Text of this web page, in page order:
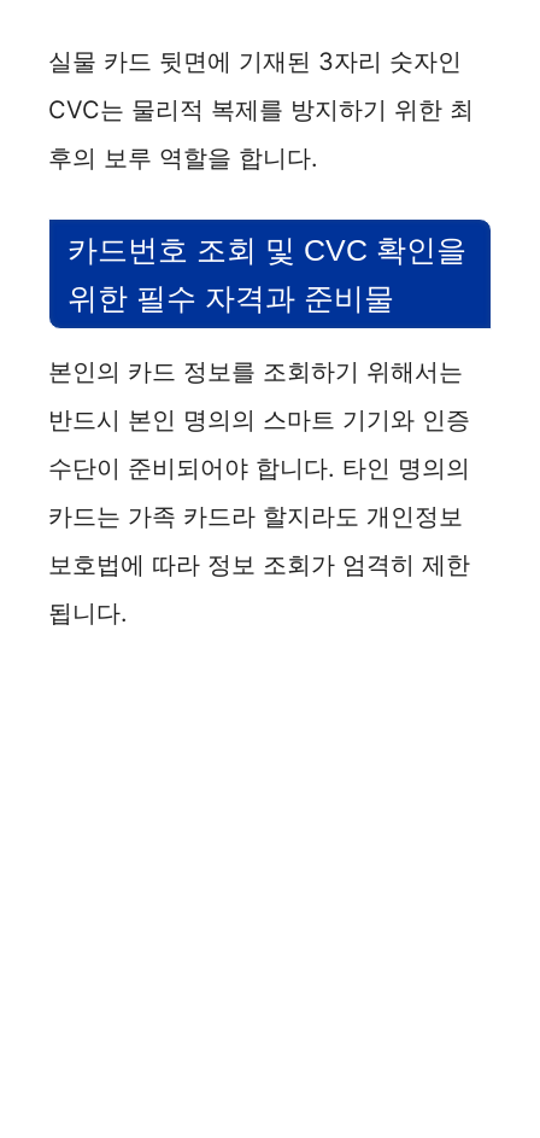
y
V
i
d
e
o
실물 카드 뒷면에 기재된 3자리 숫자인
CVC는 물리적 복제를 방지하기 위한 최
후의 보루 역할을 합니다.
카드번호 조회 및 CVC 확인을
위한 필수 자격과 준비물
본인의 카드 정보를 조회하기 위해서는
반드시 본인 명의의 스마트 기기와 인증
수단이 준비되어야 합니다. 타인 명의의
카드는 가족 카드라 할지라도 개인정보
보호법에 따라 정보 조회가 엄격히 제한
됩니다.